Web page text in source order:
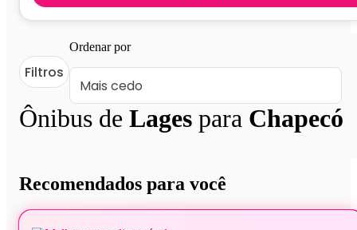
Ônibus de Lages para Chapecó
Filtros
Ordenar por
Recomendados para você